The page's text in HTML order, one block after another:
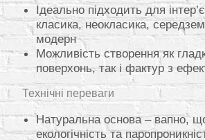
Ідеально підходить для
класика, неокласика,
модерн
Можливість створення як
поверхонь, так і фактур з
Технічні переваги
Натуральна основа – вапно,
екологічність та